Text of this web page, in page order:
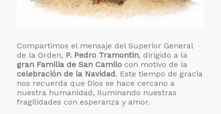
Compartimos el mensaje del Superior General
de la Orden, P. Pedro Tramontin, dirigido a la
gran Familia de San Camilo con motivo de la
celebración de la Navidad. Este tiempo de gracia
nos recuerda que Dios se hace cercano a
nuestra humanidad, iluminando nuestras
fragilidades con esperanza y amor.